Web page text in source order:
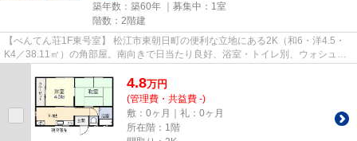
築年数：築60年 ｜募集中： 1室
階数：2階建
【べんてん荘1F東号室】 松江市東朝日町の便利な立地にある2K（和6・洋4.5・
K4／38.11㎡）の角部屋。南向きで日当たり良好、浴室・トイレ別、ウォシュレ
4.8万円
(管理費・共益費 -)
敷：0ヶ月｜礼：0ヶ月
所在階：1階